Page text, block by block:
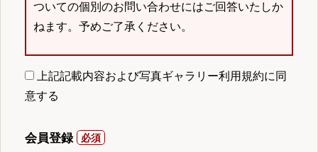
ついての個別のお問い合わせにはご回答いたしか
ねます。予めご了承ください。
上記記載内容および写真ギャラリー利用規約に同
意する
会員登録